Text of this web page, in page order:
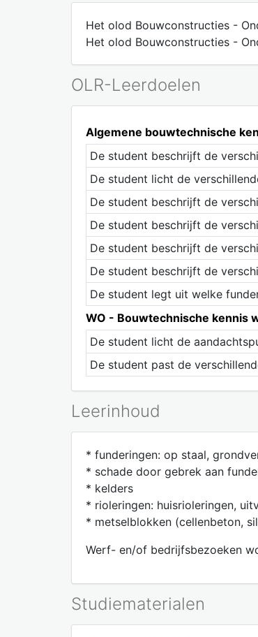
Het olod Bouwconstructies -
Het olod Bouwconstructies -
OLR-Leerdoelen
Algemene bouwtechnische
De student beschrijft de
De student licht de
De student beschrijft de
De student beschrijft de
De student beschrijft de
De student beschrijft de
De student legt uit welke
WO - Bouwtechnische kennis
De student licht de
De student past de
Leerinhoud
* funderingen: op staal,
* schade door gebrek aan
* kelders
* rioleringen: huisrioleringen,
* metselblokken (cellenbeton,
Werf- en/of bedrijfsbezoeken
Studiematerialen